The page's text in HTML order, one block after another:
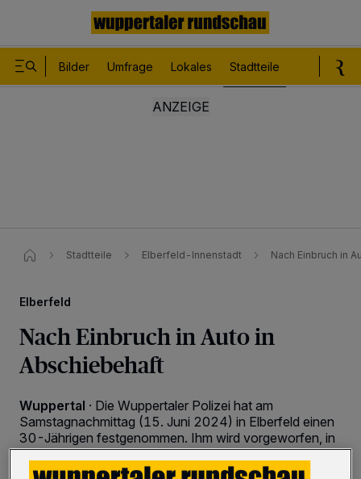
Bilder Umfrage Lokales Stadtteile
Stadtteile Elberfeld-Innenstadt Nach Einbruch in
Elberfeld
Nach Einbruch in Auto in
Abschiebehaft
Wuppertal · Die Wuppertaler Polizei hat am
Samstagnachmittag (15. Juni 2024) in Elberfeld einen
30-Jährigen festgenommen. Ihm wird vorgeworfen, in
ein Auto eingebrochen zu sein. Dem Mann droht die
Abschiebung.